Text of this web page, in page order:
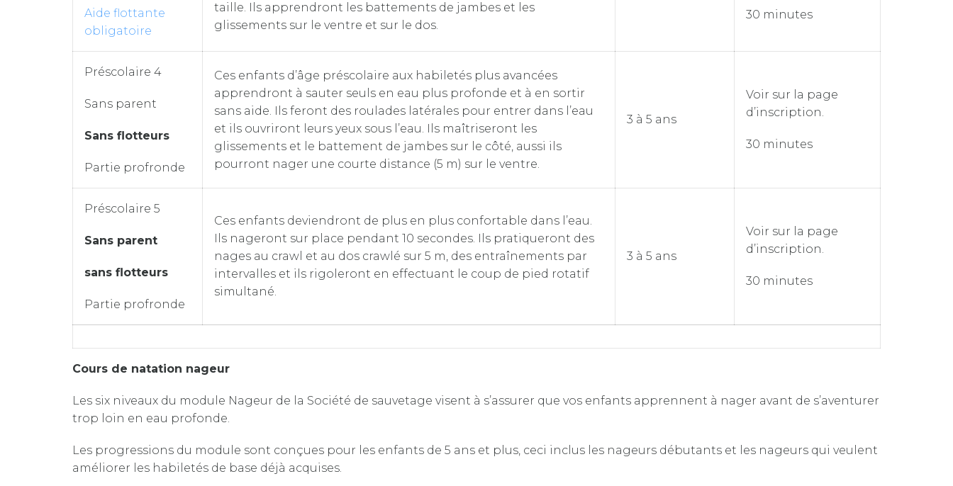
Aide flottante
obligatoire
taille. Ils apprendront les battements de jambes et les
glissements sur le ventre et sur le dos.
30 minutes
Préscolaire 4
Sans parent
Sans flotteurs
Partie profronde
Ces enfants d’âge préscolaire aux habiletés plus avancées
apprendront à sauter seuls en eau plus profonde et à en sortir
sans aide. Ils feront des roulades latérales pour entrer dans l’eau
et ils ouvriront leurs yeux sous l’eau. Ils maîtriseront les
glissements et le battement de jambes sur le côté, aussi ils
pourront nager une courte distance (5 m) sur le ventre.
3 à 5 ans
Voir sur la page
d’inscription.
30 minutes
Préscolaire 5
Sans parent
sans flotteurs
Partie profronde
Ces enfants deviendront de plus en plus confortable dans l’eau.
Ils nageront sur place pendant 10 secondes. Ils pratiqueront des
nages au crawl et au dos crawlé sur 5 m, des entraînements par
intervalles et ils rigoleront en effectuant le coup de pied rotatif
simultané.
3 à 5 ans
Voir sur la page
d’inscription.
30 minutes
Cours de natation nageur
Les six niveaux du module Nageur de la Société de sauvetage visent à s’assurer que vos enfants apprennent à nager avant de s’aventurer
trop loin en eau profonde.
Les progressions du module sont conçues pour les enfants de 5 ans et plus, ceci inclus les nageurs débutants et les nageurs qui veulent
améliorer les habiletés de base déjà acquises.